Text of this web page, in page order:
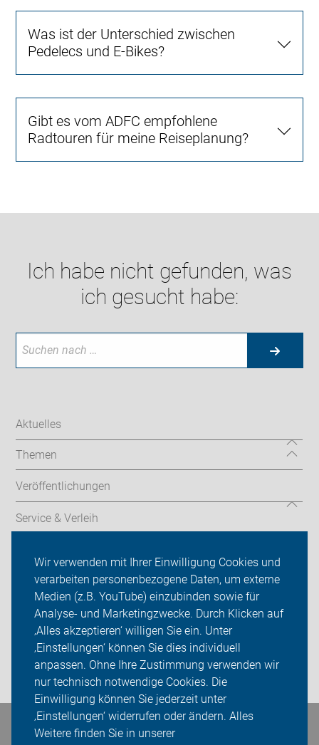
Wir verwenden mit Ihrer Einwilligung Cookies und
verarbeiten personenbezogene Daten, um externe
Medien (z.B. YouTube) einzubinden sowie für
Analyse- und Marketingzwecke. Durch Klicken auf
‚Alles akzeptieren‘ willigen Sie ein. Unter
‚Einstellungen‘ können Sie dies individuell
anpassen. Ohne Ihre Zustimmung verwenden wir
nur technisch notwendige Cookies. Die
Einwilligung können Sie jederzeit unter
‚Einstellungen‘ widerrufen oder ändern. Alles
Weitere finden Sie in unserer
Was ist der Unterschied zwischen
Pedelecs und E-Bikes?
Gibt es vom ADFC empfohlene
Radtouren für meine Reiseplanung?
Ich habe nicht gefunden, was
ich gesucht habe:
Aktuelles
Themen
Veröffentlichungen
Service & Verleih
ADFC Dortmund
Sei dabei
Presse
Login
Bleiben Sie in Kontakt